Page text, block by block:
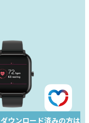
ダウンロード済みの方は